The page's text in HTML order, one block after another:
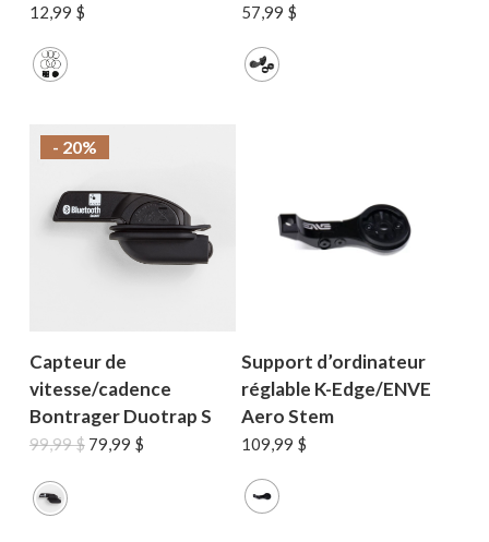
12,99 $ 57,99 $
- 20%
Capteur de
vitesse/cadence
Bontrager Duotrap S
99,99$ Le
79,99 $Le
Support d’ordinateur
réglable K-Edge/ENVE
Aero Stem
109,99 $